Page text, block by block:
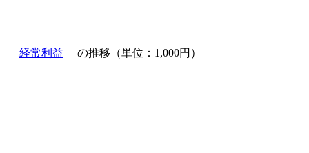
経常利益 の推移（単位：1,000円）